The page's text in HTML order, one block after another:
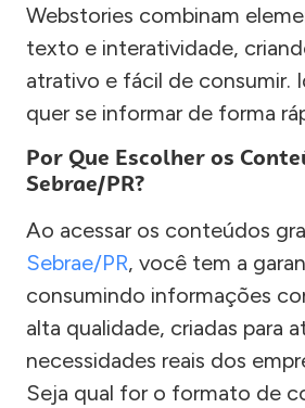
Webstories combinam
texto e interatividade,
atrativo e fácil de consumir.
quer se informar de forma
Por Que Escolher os
Sebrae/PR?
Ao acessar os conteúdos
Sebrae/PR, você tem a
consumindo informações
alta qualidade, criadas para
necessidades reais dos
Seja qual for o formato de